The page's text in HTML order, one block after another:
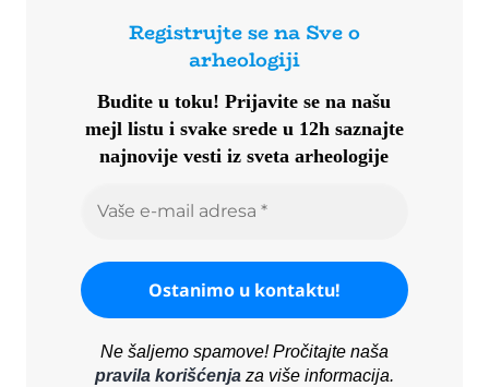
Registrujte se na Sve o
arheologiji
Budite u toku!Prijavite se na našu
mejl listu i svake srede u 12h saznajte
najnovije vesti iz sveta arheologije
Ne šaljemo spamove! Pročitajte naša
pravila korišćenjaza više informacija.